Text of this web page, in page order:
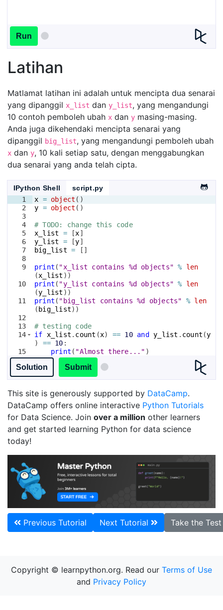
Run
Latihan
Matlamat latihan ini adalah untuk mencipta dua senarai
yang dipanggil x_list dan y_list, yang mengandungi
10 contoh pemboleh ubah x dan y masing-masing.
Anda juga dikehendaki mencipta senarai yang
dipanggil big_list, yang mengandungi pemboleh ubah
x dan y, 10 kali setiap satu, dengan menggabungkan
dua senarai yang anda telah cipta.
IPython Shell
script.py
1
2
3
4
5
6
7
8
9
10
11
12
13
14
15
16
x = object ( )
y = object ( )
# TODO: change this code
x_list
= [x]
y_list
= [y]
big_list = [ ]
print ( "x_list contains %d objects" %
len
(x_list ))
print ( "y_list contains %d objects" %
len
(y_list ))
print ( "big_list contains %d objects" % len
( big_list))
# testing code
if
x_list . count (x) == 10 and y_list . count (y
)
== 10 :
print ( "Almost there..." )
if big_list.count
.count y) == 10
Solution Submit
This site is generously supported by DataCamp.
DataCamp offers online interactive Python Tutorials
for Data Science. Join over a million other learners
and get started learning Python for data science
today!
Previous Tutorial Next Tutorial Take the
Copyright © learnpython.org. Read our Terms of Use
and Privacy Policy